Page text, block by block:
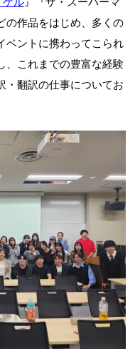
の作品をはじめ、多くの
ベントに携わってこられ
、これまでの豊富な経験
・翻訳の仕事についてお